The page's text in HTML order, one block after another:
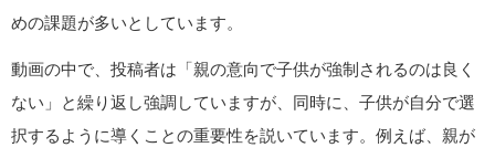
めの課題が多いとしています。
動画の中で、投稿者は「親の意向で子供が強制されるのは良く
ない」と繰り返し強調していますが、同時に、子供が自分で選
択するように導くことの重要性を説いています。例えば、親が